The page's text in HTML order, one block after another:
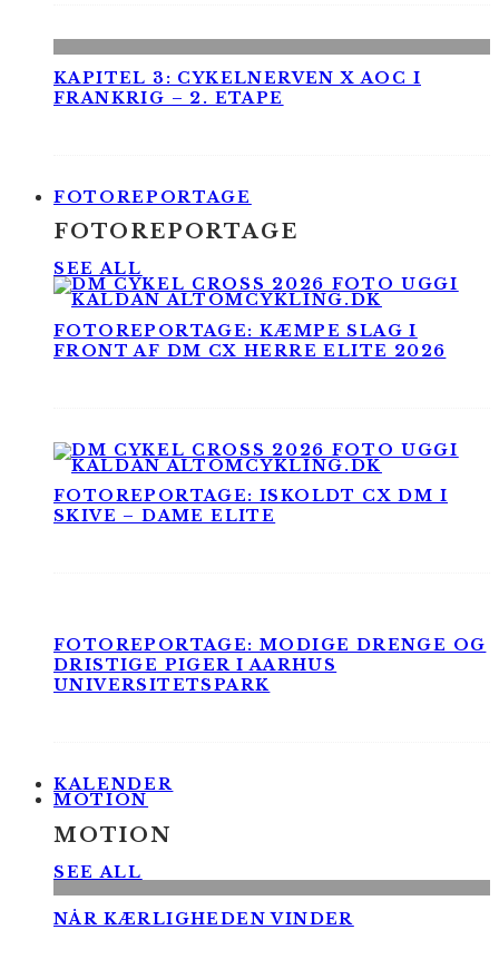
KAPITEL 3: CYKELNERVEN X AOC I
FRANKRIG – 2. ETAPE
FOTOREPORTAGE
FOTOREPORTAGE
SEE ALL
FOTOREPORTAGE: KÆMPE SLAG I
FRONT AF DM CX HERRE ELITE 2026
FOTOREPORTAGE: ISKOLDT CX DM I
SKIVE – DAME ELITE
FOTOREPORTAGE: MODIGE DRENGE OG
DRISTIGE PIGER I AARHUS
UNIVERSITETSPARK
KALENDER
MOTION
MOTION
SEE ALL
NÅR KÆRLIGHEDEN VINDER